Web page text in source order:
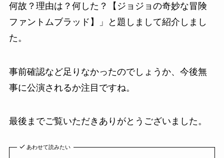
何故？理由は？何した？【ジョジョの奇妙な冒険
ファントムブラッド】」と題しまして紹介しまし
た。
事前確認など足りなかったのでしょうか、今後無
事に公演されるか注目ですね。
最後までご覧いただきありがとうございました。
あわせて読みたい